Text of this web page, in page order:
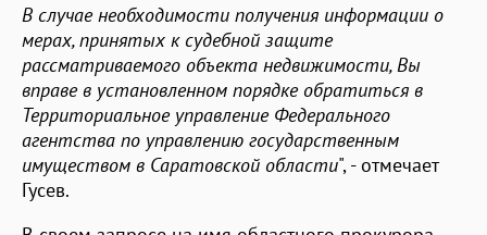
В случае необходимости получения информации о
мерах, принятых к судебной защите
рассматриваемого объекта недвижимости, Вы
вправе в установленном порядке обратиться в
Территориальное управление Федерального
агентства по управлению государственным
имуществом в Саратовской области", - отмечает
Гусев.